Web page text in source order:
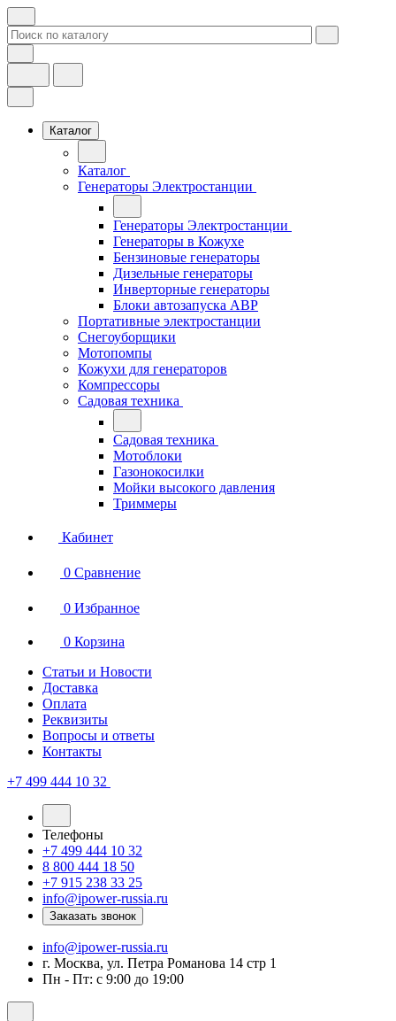
Каталог
Каталог
Генераторы Электростанции
Генераторы Электростанции
Генераторы в Кожухе
Бензиновые генераторы
Дизельные генераторы
Инверторные генераторы
Блоки автозапуска АВР
Портативные электростанции
Снегоуборщики
Мотопомпы
Кожухи для генераторов
Компрессоры
Садовая техника
Садовая техника
Мотоблоки
Газонокосилки
Мойки высокого давления
Триммеры
Кабинет
0 Сравнение
0 Избранное
0 Корзина
Статьи и Новости
Доставка
Оплата
Реквизиты
Вопросы и ответы
Контакты
+7 499 444 10 32
Телефоны
+7 499 444 10 32
8 800 444 18 50
+7 915 238 33 25
info@ipower-russia.ru
Заказать звонок
info@ipower-russia.ru
г. Москва, ул. Петра Романова 14 стр 1
Пн - Пт: с 9:00 до 19:00